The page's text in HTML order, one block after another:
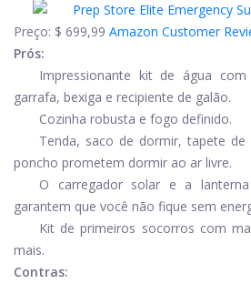
Preço: $ 699,99 Amazon Customer
Prós:
Impressionante kit de água
garrafa, bexiga e recipiente de galão.
Cozinha robusta e fogo definido.
Tenda, saco de dormir, tapete
poncho prometem dormir ao ar livre.
O carregador solar e a
garantem que você não fique sem
Kit de primeiros socorros com
mais.
Contras: